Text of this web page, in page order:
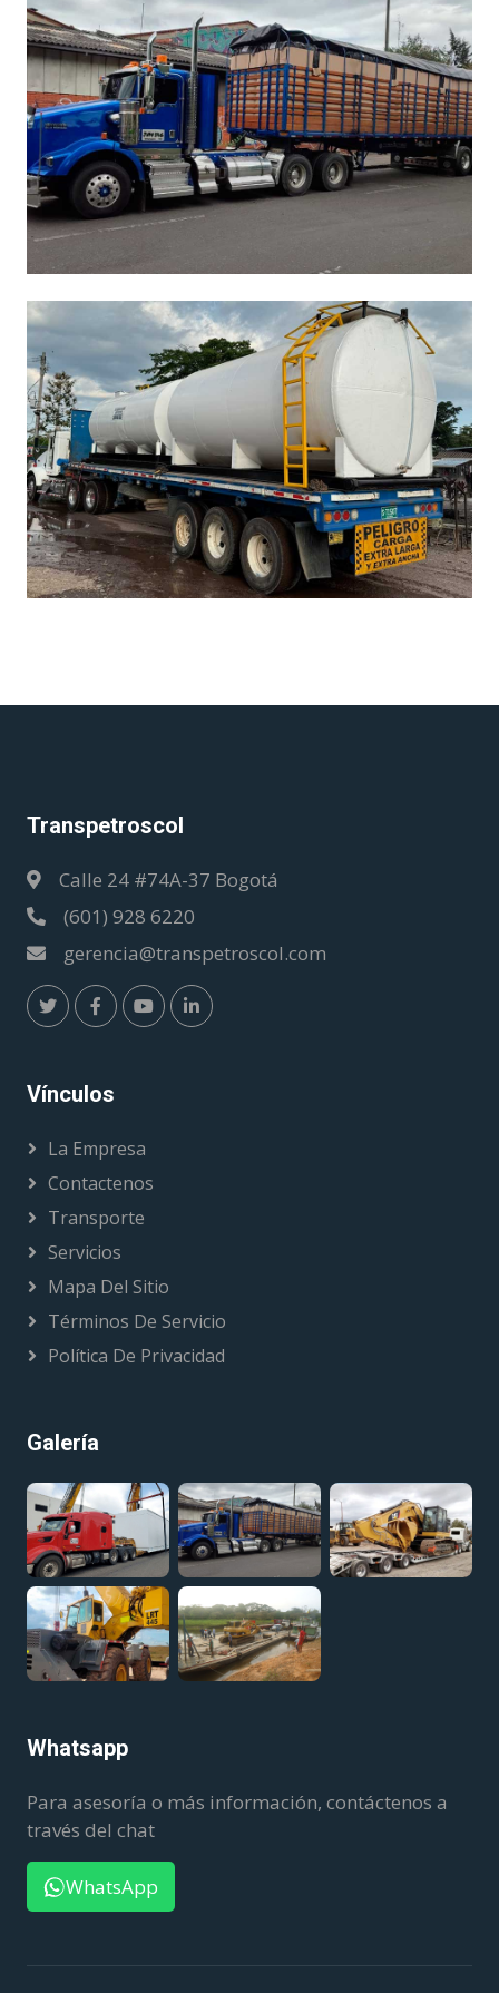
Transpetroscol
Calle 24 #74A-37 Bogotá
(601) 928 6220
gerencia@transpetroscol.com
Vínculos
La Empresa
Contactenos
Transporte
Servicios
Mapa Del Sitio
Términos De Servicio
Política De Privacidad
Galería
Whatsapp
Para asesoría o más información, contáctenos a
través del chat
WhatsApp